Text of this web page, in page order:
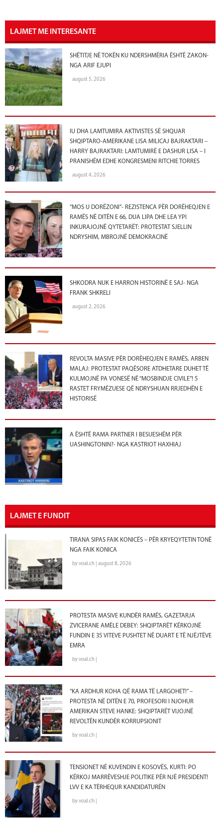
LAJMET ME INTERESANTE
SHËTITJE NË TOKËN KU NDERSHMËRIA ËSHTË ZAKON-
NGA ARIF EJUPI
august 5, 2026
IU DHA LAMTUMIRA AKTIVISTES SË SHQUAR
SHQIPTARO-AMERIKANE LISA MILICAJ BAJRAKTARI –
HARRY BAJRAKTARI: LAMTUMIRË E DASHUR LISA – I
PRANISHËM EDHE KONGRESMENI RITCHIE TORRES
august 4, 2026
“MOS U DORËZONI”- REZISTENCA PËR DORËHEQJEN E
RAMËS NË DITËN E 66, DUA LIPA DHE LEA YPI
INKURAJOJNË QYTETARËT: PROTESTAT SJELLIN
NDRYSHIM, MBROJNË DEMOKRACINË
SHKODRA NUK E HARRON HISTORINË E SAJ- NGA
FRANK SHKRELI
august 2, 2026
REVOLTA MASIVE PËR DORËHEQJEN E RAMËS, ARBEN
MALAJ: PROTESTAT PAQËSORE ATDHETARE DUHET TË
KULMOJNË PA VONESË NË “MOSBINDJE CIVILE”! 5
RASTET FRYMËZUESE QË NDRYSHUAN RRJEDHËN E
HISTORISË
A ËSHTË RAMA PARTNER I BESUESHËM PËR
UASHINGTONIN?- NGA KASTRIOT HAXHIAJ
LAJMET E FUNDIT
TIRANA SIPAS FAIK KONICËS – PËR KRYEQYTETIN TONË
NGA FAIK KONICA
by voal.ch | august 8, 2026
PROTESTA MASIVE KUNDËR RAMËS, GAZETARJA
ZVICERANE AMÈLE DEBEY: SHQIPTARËT KËRKOJNË
FUNDIN E 35 VITEVE PUSHTET NË DUART E TË NJËJTËVE
EMRA
by voal.ch |
“KA ARDHUR KOHA QË RAMA TË LARGOHET!” –
PROTESTA NË DITËN E 70, PROFESORI I NJOHUR
AMERIKAN STEVE HANKE: SHQIPTARËT VIJOJNË
REVOLTËN KUNDËR KORRUPSIONIT
by voal.ch |
TENSIONET NË KUVENDIN E KOSOVËS, KURTI: PO
KËRKOJ MARRËVESHJE POLITIKE PËR NJË PRESIDENT!
LVV E KA TËRHEQUR KANDIDATURËN
by voal.ch |